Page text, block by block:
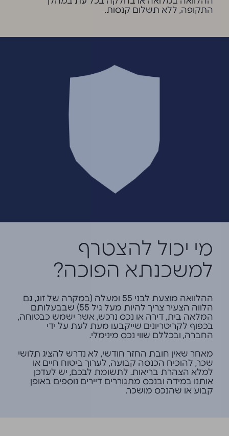
התקופה, ללא תשלום קנסות.
מי יכול להצטרף
למשכנתא הפוכה?
ההלוואה מוצעת לבני 55 ומעלה (במקרה של זוג, גם
הלווה הצעיר צריך להיות מעל גיל 55) שבבעלותם
המלאה בית, דירה או נכס נרכש, אשר ישמש כבטוחה,
בכפוף לקריטריונים שייקבעו מעת לעת על ידי
החברה, ובכללם שווי נכס מינימלי.
מאחר שאין חובת החזר חודשי, לא נדרש להציג תלושי
שכר, להוכיח הכנסה קבועה, לערוך ביטוח חיים או
למלא הצהרת בריאות. לתשומת לבכם, יש לעדכן
אותנו במידה ובנכס מתגוררים דיירים נוספים באופן
קבוע או שהנכס מושכר.